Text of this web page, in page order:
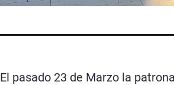
El pasado 23 de Marzo la